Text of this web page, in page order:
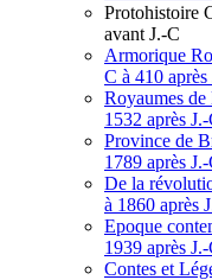
Protohistoire
avant J.-C
Armorique
C à 410 après
Royaumes de
1532 après J.-
Province de
1789 après J.-
De la
à 1860 après
Epoque
1939 après J.-
Contes et